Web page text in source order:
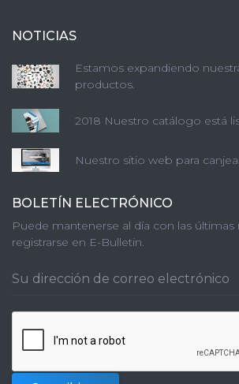
NOTICIAS
Estamos expandiendo
productos.
2018 Nuestro catálogo está
Nuestro sitio web para
BOLETÍN ELECTRÓNICO
Puede mantenerse al día con las últimas
registrarse en E-Bulletin.